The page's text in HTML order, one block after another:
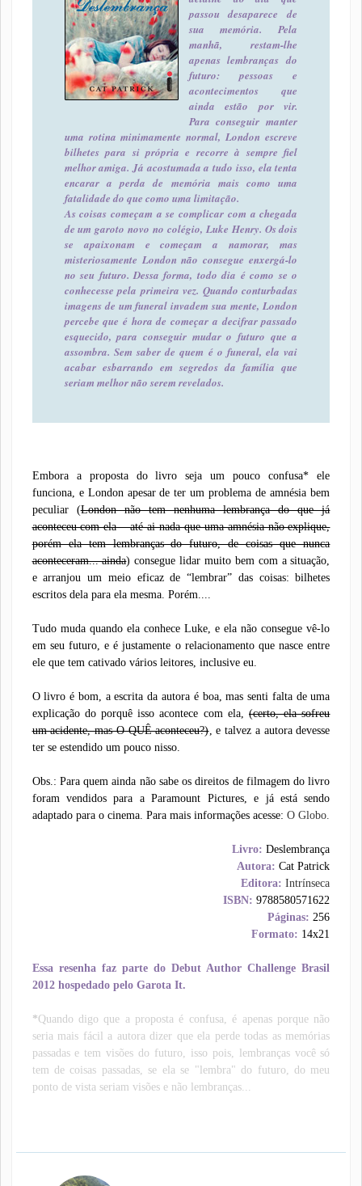
passou desaparece de
sua memória. Pela
manhã, restam-lhe
apenas lembranças do
futuro: pessoas e
acontecimentos que
ainda estão por vir.
Para conseguir manter
uma rotina minimamente normal, London escreve
bilhetes para si própria e recorre à sempre fiel
melhor amiga. Já acostumada a tudo isso, ela tenta
encarar a perda de memória mais como uma
fatalidade do que como uma limitação.
As coisas começam a se complicar com a chegada
de um garoto novo no colégio, Luke Henry. Os dois
se apaixonam e começam a namorar, mas
misteriosamente London não consegue enxergá-lo
no seu futuro. Dessa forma, todo dia é como se o
conhecesse pela primeira vez. Quando conturbadas
imagens de um funeral invadem sua mente, London
percebe que é hora de começar a decifrar passado
esquecido, para conseguir mudar o futuro que a
assombra. Sem saber de quem é o funeral, ela vai
acabar esbarrando em segredos da família que
seriam melhor não serem revelados.
Embora a proposta do livro seja um pouco confusa* ele
funciona, e London apesar de ter um problema de amnésia bem
peculiar (London não tem nenhuma lembrança do que já
aconteceu com ela – até ai nada que uma amnésia não explique,
porém ela tem lembranças do futuro, de coisas que nunca
aconteceram... ainda) consegue lidar muito bem com a situação,
e arranjou um meio eficaz de “lembrar” das coisas: bilhetes
escritos dela para ela mesma. Porém....
Tudo muda quando ela conhece Luke, e ela não consegue vê-lo
em seu futuro, e é justamente o relacionamento que nasce entre
ele que tem cativado vários leitores, inclusive eu.
O livro é bom, a escrita da autora é boa, mas senti falta de uma
explicação do porquê isso acontece com ela,(certo, ela sofreu
um acidente, mas O QUÊ aconteceu?), e talvez a autora devesse
ter se estendido um pouco nisso.
Obs.: Para quem ainda não sabe os direitos de filmagem do livro
foram vendidos para a Paramount Pictures, e já está sendo
adaptado para o cinema. Para mais informações acesse: O Globo.
Livro: Deslembrança
Autora: Cat Patrick
Editora: Intrínseca
ISBN:9788580571622
Páginas:256
Formato: 14x21
Essa resenha faz parte doDebut Author Challenge Brasil
2012hospedado pelo Garota It.
*Quando digo que a proposta é confusa, é apenas porque não
seria mais fácil a autora dizer que ela perde todas as memórias
passadas e tem visões do futuro, isso pois, lembranças você só
tem de coisas passadas, se ela se "lembra" do futuro, do meu
ponto de vista seriam visões e não lembranças...